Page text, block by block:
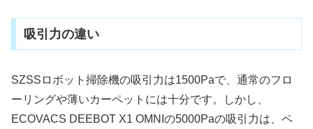
吸引力の違い
SZSSロボット掃除機の吸引力は1500Paで、通常のフロ
ーリングや薄いカーペットには十分です。しかし、
ECOVACS DEEBOT X1 OMNIの5000Paの吸引力は、ペ